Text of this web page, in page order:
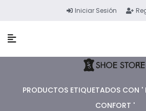
Iniciar Sesión
PRODUCTOS ETIQUETADOS CON
CONFORT '